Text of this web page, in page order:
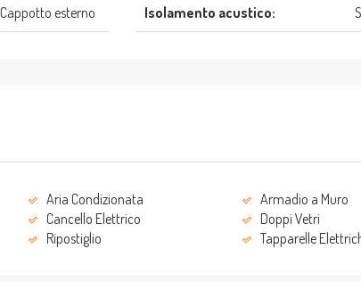
Cappotto esterno Isolamento acustico:
Aria Condizionata
Armadio a Muro
Cancello Elettrico
Doppi Vetri
Ripostiglio Tapparelle